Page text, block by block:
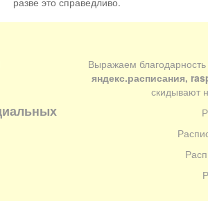
Выражаем
яндекс.расписания,
скидывают